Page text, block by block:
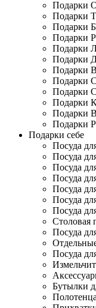
Подарки
Подарки
Подарки
Подарки
Подарки
Подарки
Подарки
Подарки
Подарки
Подарки
Подарки
Подарки
Подарки себе
Посуда
Посуда
Посуда
Посуда
Посуда
Посуда
Посуда
Столовая
Посуда
Посуда
Бутылки